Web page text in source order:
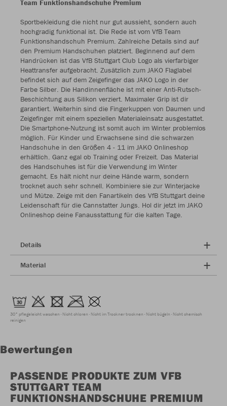
Team Funktionshandschuhe Premium
Sportbekleidung die nicht nur gut aussieht, sondern auch
hochgradig funktional ist. Die Rede ist vom VfB Team
Funktionshandschuh Premium. Zahlreiche Details sind auf
den Premium Handschuhen platziert. Beginnend auf dem
Handrücken ist das VfB Stuttgart Club Logo als vierfarbiger
Heattransfer aufgebracht. Zusätzlich zum JAKO Flaglabel
befindet sich auf dem Zeigefinger das JAKO Logo in der
Farbe Silber. Die Handinnenfläche ist mit einer Anti-Rutsch-
Beschichtung aus Silikon verziert. Maximaler Grip ist dir
garantiert. Weiterhin sind die Fingerkuppen von Daumen und
Zeigefinger mit einem speziellen Materialeinsatz ausgestattet.
Die Smartphone-Nutzung ist somit auch im Winter problemlos
möglich. Für Kinder und Erwachsene sind die schwarzen
Handschuhe in den Größen 4 - 11 im JAKO Onlineshop
erhältlich. Ganz egal ob Training oder Freizeit. Das Material
des Handschuhes ist für die Verwendung im Winter
gemacht. Es hält nicht nur deine Hände warm, sondern
trocknet auch sehr schnell. Kombiniere sie zur Winterjacke
und Mütze. Zeige mit den Fanartikeln des VfB Stuttgart deine
Leidenschaft für die Cannstatter Jungs. Hol dir jetzt im JAKO
Onlineshop deine Fanausstattung für die kalten Tage.
Details
Material
30° pflegeleicht waschen Nicht chloren Nicht im Trockner trocknen Nicht bügeln Nicht chemisch
reinigen
Bewertungen
PASSENDE PRODUKTE ZUM VFB
STUTTGART TEAM
FUNKTIONSHANDSCHUHE PREMIUM